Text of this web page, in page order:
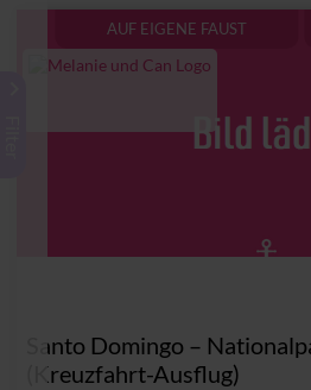
Santo Domingo –
(Kreuzfahrt-Ausflug)
AUF EIGENE FAUST